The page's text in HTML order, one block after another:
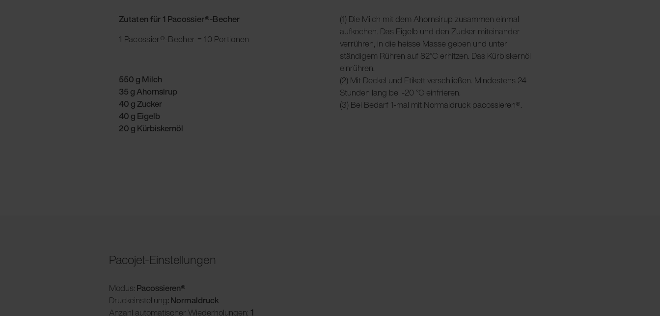
Zutaten für 1 Pacossier®-Becher
1 Pacossier®-Becher = 10 Portionen
550 g Milch
35 g Ahornsirup
40 g Zucker
40 g Eigelb
20 g Kürbiskernöl
(1) Die Milch mit dem Ahornsirup zusammen einmal
aufkochen. Das Eigelb und den Zucker miteinander
verrühren, in die heisse Masse geben und unter
ständigem Rühren auf 82°C erhitzen. Das Kürbiskernöl
einrühren.
(2) Mit Deckel und Etikett verschließen. Mindestens 24
Stunden lang bei -20 °C einfrieren.
(3) Bei Bedarf 1-mal mit Normaldruck pacossieren®.
Pacojet-Einstellungen
Modus: Pacossieren®
Druckeinstellung: Normaldruck
Anzahl automatischer Wiederholungen: 1